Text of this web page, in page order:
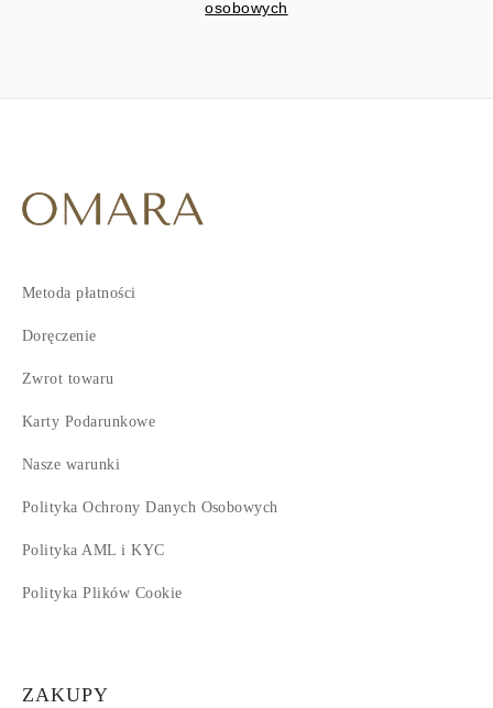
osobowych
Metoda płatności
Doręczenie
Zwrot towaru
Karty Podarunkowe
Nasze warunki
Polityka Ochrony Danych Osobowych
Polityka AML i KYC
Polityka Plików Cookie
ZAKUPY